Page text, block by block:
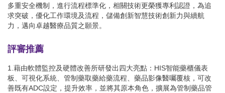
多重安全機制，進行流程標準化，相關技術更榮獲專利認證，為追
求突破，優化工作環境及流程，儲備創新智慧技術創新力與續航
力，邁向卓越醫療品質之願景。
評審推薦
1.藉由軟體監控及硬體改善所研發出四大亮點：HIS智能藥櫃儀表
板、可視化系統、管制藥取藥給藥流程、藥品影像醫囑覆核，可改
善既有ADC設定，提升效率，並將其原本角色，擴展為管制藥品管